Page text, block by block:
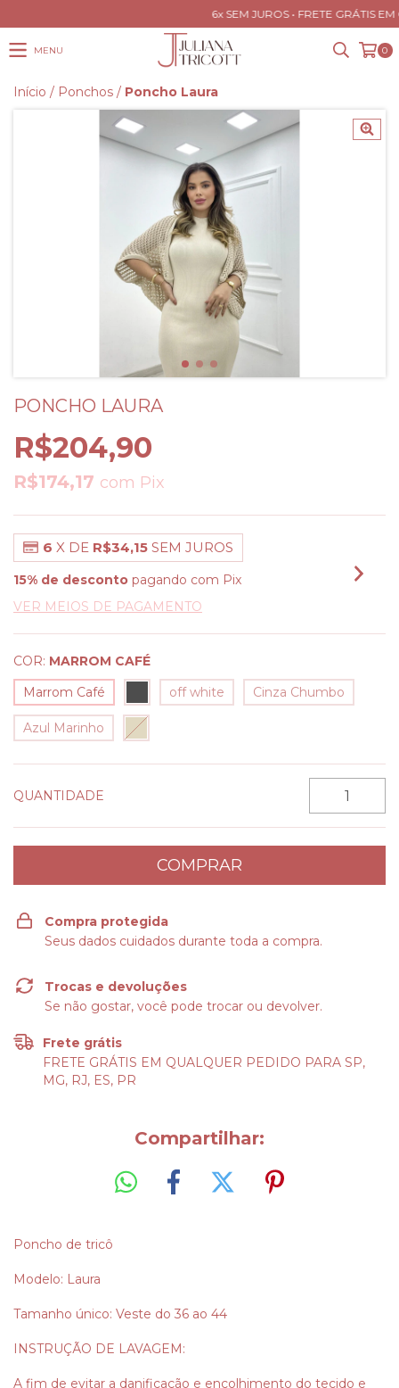
6x SEM JUROS • FRETE GRÁTIS
MENU 0
Início / Ponchos / Poncho Laura
PONCHO LAURA
R$204,90
R$174,17 com Pix
6 X DE R$34,15 SEM JUROS
15% de desconto pagando com Pix
VER MEIOS DE PAGAMENTO
COR: MARROM CAFÉ
Marrom Café
off white Cinza Chumbo
Azul Marinho
QUANTIDADE
Compra protegida
Seus dados cuidados durante toda a compra.
Trocas e devoluções
Se não gostar, você pode trocar ou devolver.
Frete grátis
FRETE GRÁTIS EM QUALQUER PEDIDO PARA SP,
MG, RJ, ES, PR
Compartilhar:
Poncho de tricô
Modelo: Laura
Tamanho único: Veste do 36 ao 44
INSTRUÇÃO DE LAVAGEM:
A fim de evitar a danificação e encolhimento do tecido e